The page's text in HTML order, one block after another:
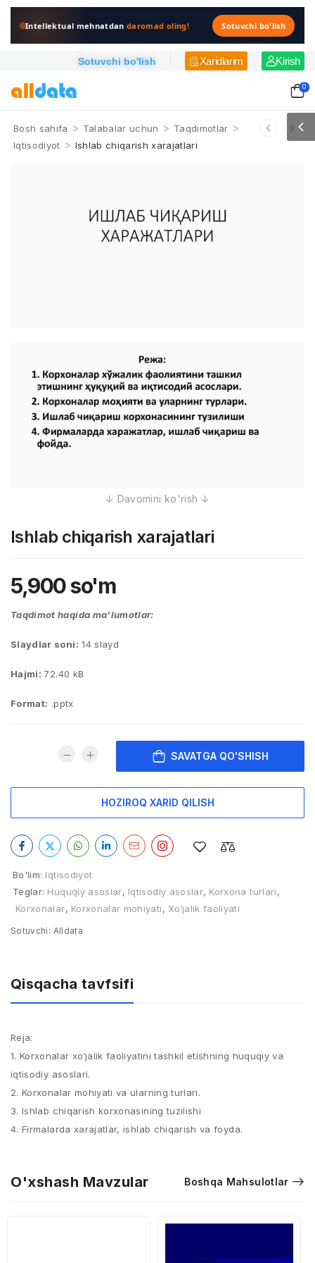
Intellektual mehnatdandaromad oling! Sotuvchi bo'lish
Sotuvchi bo'lish Xaridlarim Kirish
0
Bosh sahifa > Talabalar uchun > Taqdimotlar >
Iqtisodiyot > Ishlab chiqarish xarajatlari
Ishlab chiqarish xarajatlari
5,900so'm
Taqdimot haqida ma’lumotlar:
Slaydlar soni: 14 slayd
Hajmi: 72.40 kB
Format: .pptx
SAVATGA QO'SHISH
HOZIROQ XARID QILISH
Bo'lim: Iqtisodiyot
Teglar: Huquqiy asoslar, Iqtisodiy asoslar, Korxona turlari,
Korxonalar, Korxonalar mohiyati, Xo‘jalik faoliyati
Sotuvchi: Alldata
Qisqacha tavfsifi
Reja:​
1. Korxonalar xo‘jalik faoliyatini tashkil etishning huquqiy va
iqtisodiy asoslari. ​
2. Korxonalar mohiyati va ularning turlari. ​
3. Ishlab chiqarish korxonasining tuzilishi​
4. Firmalarda xarajatlar, ishlab chiqarish va foyda.
O'xshash Mavzular Boshqa Mahsulotlar